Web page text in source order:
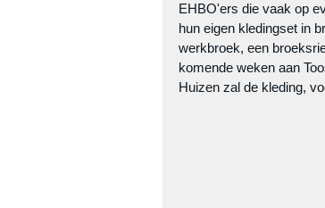
EHBO'ers die vaak op
hun eigen kledingset in
werkbroek, een
komende weken aan
Huizen zal de kleding,